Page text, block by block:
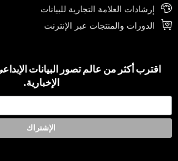
إرشادات العلامة التجارية للبيانات
الدورات والمنتجات عبر الإنترنت
اقترب أكثر من عالم تصور البيانات
الإخبارية.